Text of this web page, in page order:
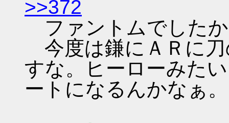
>>372
ファントムでした
今度は鎌にＡＲに
すな。ヒーローみた
ートになるんかなぁ。